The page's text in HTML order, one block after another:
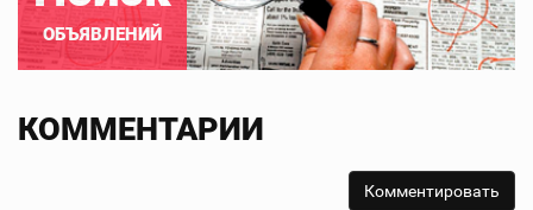
ОБЪЯВЛЕНИЙ
КОММЕНТАРИИ